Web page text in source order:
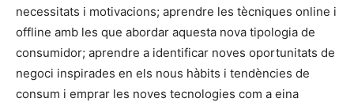
necessitats i motivacions; aprendre les tècniques online i
offline amb les que abordar aquesta nova tipologia de
consumidor; aprendre a identificar noves oportunitats de
negoci inspirades en els nous hàbits i tendències de
consum i emprar les noves tecnologies com a eina